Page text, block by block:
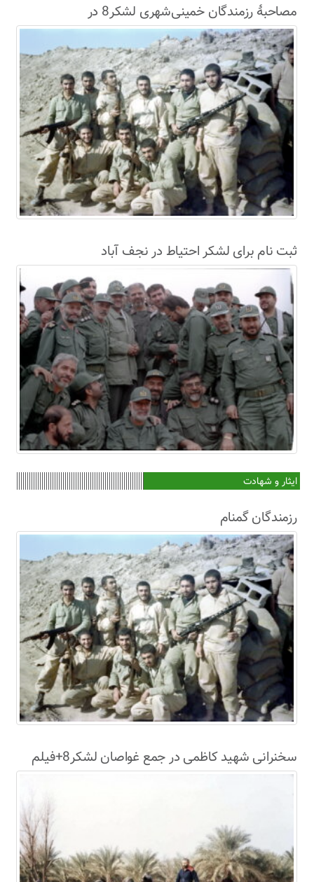
مصاحبۀ رزمندگان خمینی‌شهری لشکر8 در
سال63+فیلم
ثبت نام برای لشکر احتیاط در نجف آباد
ایثار و شهادت
رزمندگان گمنام
سخنرانی شهید کاظمی در جمع غواصان لشکر8+فیلم